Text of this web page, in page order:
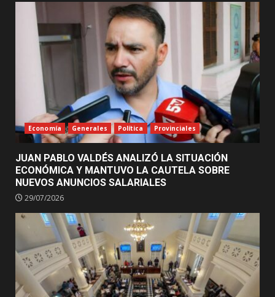
Economía Generales Política Provinciales
JUAN PABLO VALDÉS ANALIZÓ LA SITUACIÓN
ECONÓMICA Y MANTUVO LA CAUTELA SOBRE
NUEVOS ANUNCIOS SALARIALES
29/07/2026